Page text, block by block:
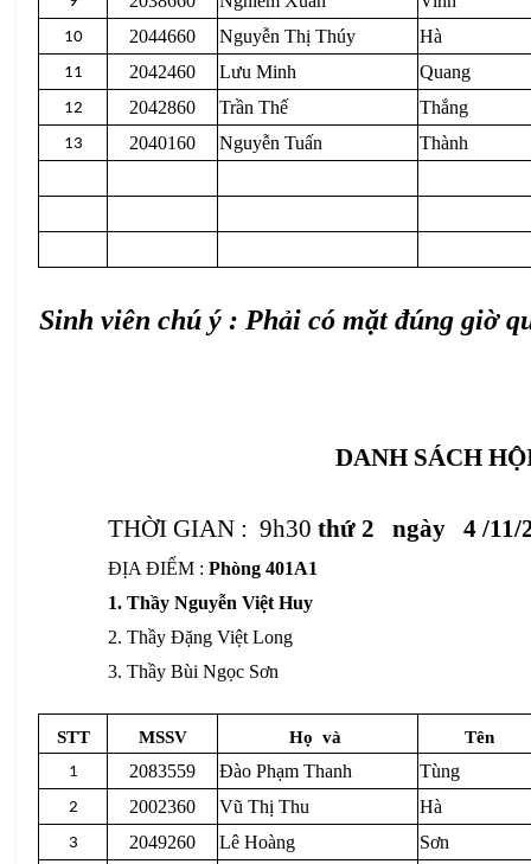
10 2044660 Nguyễn Thị Thúy Hà
11 2042460 Lưu Minh Quang
12 2042860 Trần Thế Thắng
13 2040160 Nguyễn Tuấn Thành
Sinh viên chú ý : Phải có mặt đúng giờ
DANH SÁCH
THỜI GIAN : 9h30 thứ 2 ngày 4 /11/
ĐỊA ĐIỂM : Phòng 401A1
1. Thầy Nguyễn Việt Huy
2. Thầy Đặng Việt Long
3. Thầy Bùi Ngọc Sơn
STT MSSV Họ và Tên
1 2083559 Đào Phạm Thanh Tùng
2 2002360 Vũ Thị Thu Hà
3 2049260 Lê Hoàng Sơn